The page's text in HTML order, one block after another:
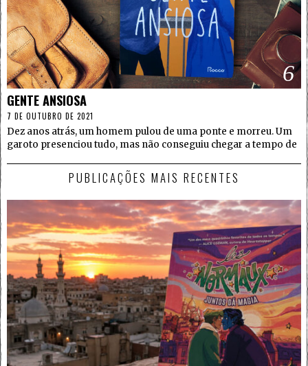
6
GENTE ANSIOSA
7 DE OUTUBRO DE 2021
Dez anos atrás, um homem pulou de uma ponte e morreu. Um
garoto presenciou tudo, mas não conseguiu chegar a tempo de
PUBLICAÇÕES MAIS RECENTES